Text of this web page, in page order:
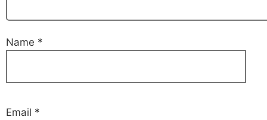
Name *
Email *